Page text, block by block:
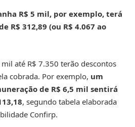
R$ 5 mil, por exemplo, terá
R$ 312,89 (ou R$ 4.067 ao
até R$ 7.350 terão descontos
cobrada. Por exemplo, um
de R$ 6,5 mil sentirá
, segundo tabela elaborada
Confirp.